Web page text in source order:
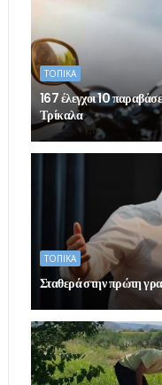
ΤΟΠΙΚΑ
167 έλεγχοι 10
Τρίκαλα
ΤΟΠΙΚΑ
Σταθερά στην πρώτη